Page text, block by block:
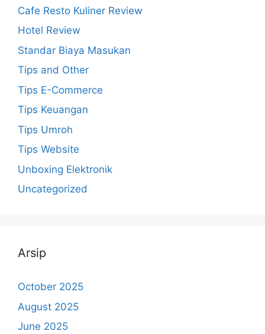
Cafe Resto Kuliner Review
Hotel Review
Standar Biaya Masukan
Tips and Other
Tips E-Commerce
Tips Keuangan
Tips Umroh
Tips Website
Unboxing Elektronik
Uncategorized
Arsip
October 2025
August 2025
June 2025